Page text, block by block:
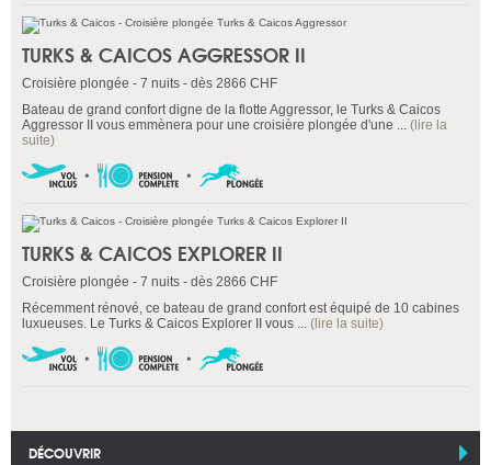
TURKS & CAICOS AGGRESSOR II
Croisière plongée - 7 nuits - dès 2866 CHF
Bateau de grand confort digne de la flotte Aggressor, le Turks & Caicos
Aggressor II vous emmènera pour une croisière plongée d'une ... (lire la
suite)
TURKS & CAICOS EXPLORER II
Croisière plongée - 7 nuits - dès 2866 CHF
Récemment rénové, ce bateau de grand confort est équipé de 10 cabines
luxueuses. Le Turks & Caicos Explorer II vous ... (lire la suite)
DÉCOUVRIR